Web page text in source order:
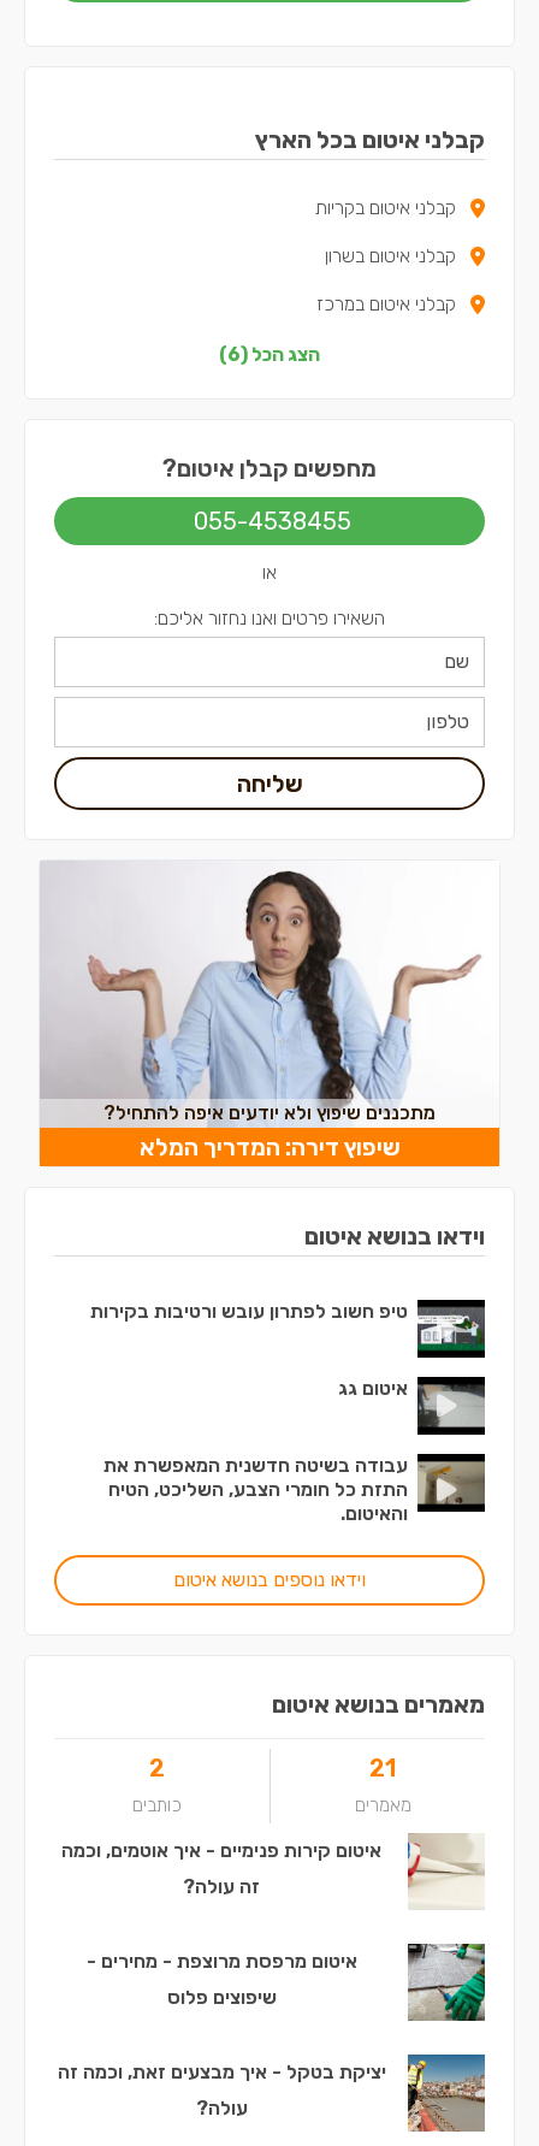
קבלני איטום בכל הארץ
קבלני איטום בקריות
קבלני איטום בשרון
קבלני איטום במרכז
קבלני איטום בשפלה
הצג הכל (6)
מחפשים קבלן איטום?
055-4538455
או
השאירו פרטים ואנו נחזור אליכם:
שליחה
מתכננים שיפוץ ולא יודעים איפה להתחיל?
שיפוץ דירה: המדריך המלא
וידאו בנושא איטום
טיפ חשוב לפתרון עובש ורטיבות בקירות
איטום גג
עבודה בשיטה חדשנית המאפשרת את
התזת כל חומרי הצבע, השליכט, הטיח
והאיטום.
וידאו נוספים בנושא איטום
מאמרים בנושא איטום
21
מאמרים
2
כותבים
איטום קירות פנימיים - איך אוטמים, וכמה
זה עולה?
איטום מרפסת מרוצפת - מחירים -
שיפוצים פלוס
יציקת בטקל - איך מבצעים זאת, וכמה זה
עולה?